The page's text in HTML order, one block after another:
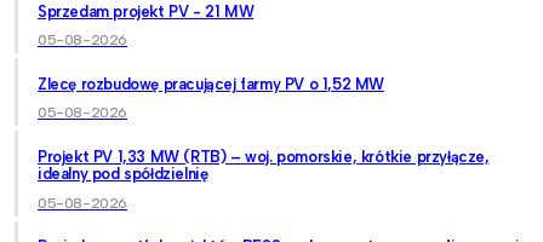
Sprzedam projekt PV - 21 MW
05-08-2026
Zlecę rozbudowę pracującej farmy PV o 1,52 MW
05-08-2026
Projekt PV 1,33 MW (RTB) – woj. pomorskie, krótkie przyłącze,
idealny pod spółdzielnię
05-08-2026